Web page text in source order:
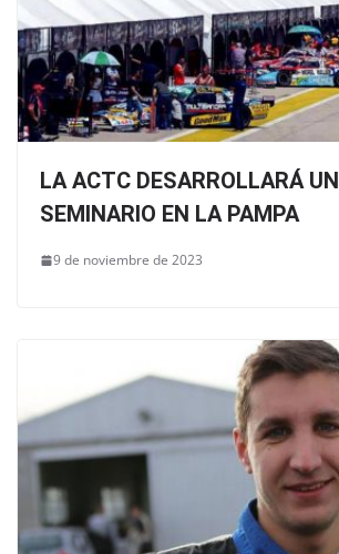
LA ACTC DESARROLLARÁ UN
SEMINARIO EN LA PAMPA
9 de noviembre de 2023